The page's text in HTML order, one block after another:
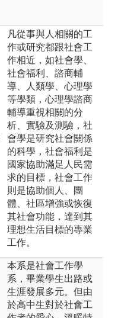
凡從事與人相關的工
作或研究都跟社會工
作相近，如社會學、
社會福利、諮商輔
導、人類學、心理學
等學類，心理學諮商
輔導重視相關的分
析、實驗及測驗，社
會學是研究社會關係
的科學，社會福利是
國家協助滿足人民需
求的目標，社會工作
則是協助個人、團
體、社區增強或恢復
其社會功能，達到其
理想生活目標的專業
工作。
本系是社會工作學
系，畢業學生出路或
生涯發展多元。但由
於高中生對於社會工